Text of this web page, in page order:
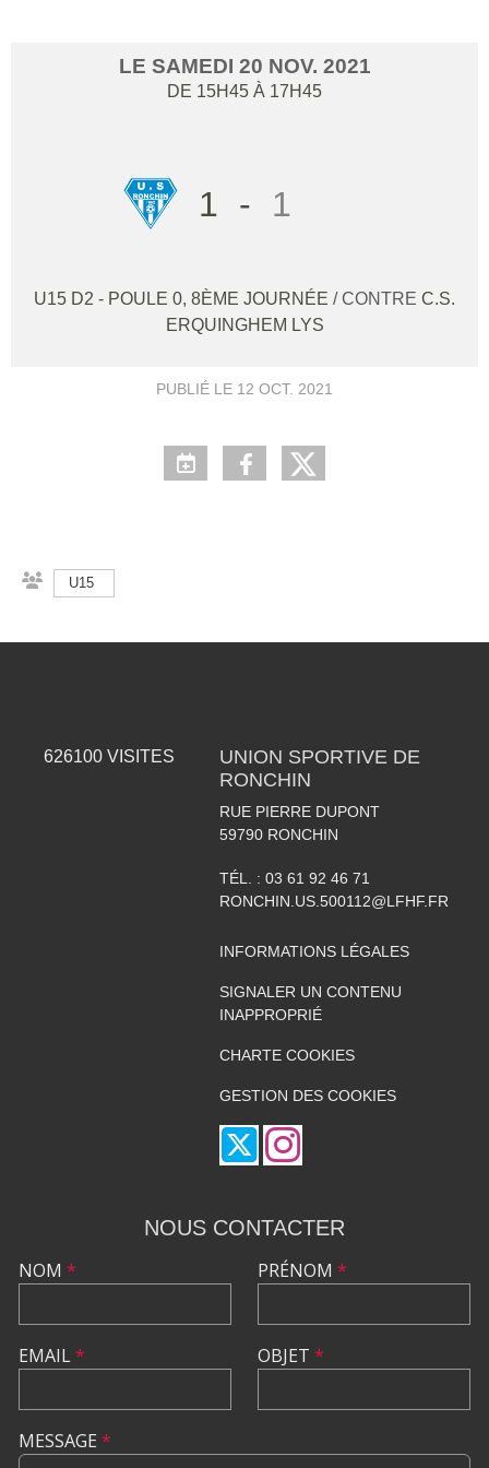
LE SAMEDI 20 NOV. 2021
DE 15H45 À 17H45
1 - 1
U15 D2 - POULE 0, 8ÈME JOURNÉE / CONTRE C.S.
ERQUINGHEM LYS
PUBLIÉ LE 12 OCT. 2021
U15
626100 VISITES
UNION SPORTIVE DE
RONCHIN
RUE PIERRE DUPONT
59790 RONCHIN
TÉL. : 03 61 92 46 71
RONCHIN.US.500112@LFHF.FR
INFORMATIONS LÉGALES
SIGNALER UN CONTENU
INAPPROPRIÉ
CHARTE COOKIES
GESTION DES COOKIES
NOUS CONTACTER
NOM *
EMAIL*
PRÉNOM *
OBJET *
MESSAGE *